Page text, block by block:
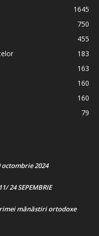
1645
750
455
183
163
160
160
79
2024
24 SEPEMBRIE
mănăstiri ortodoxe